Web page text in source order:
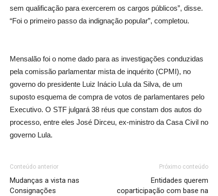
sem qualificação para exercerem os cargos públicos”, disse.
“Foi o primeiro passo da indignação popular”, completou.
Mensalão foi o nome dado para as investigações conduzidas
pela comissão parlamentar mista de inquérito (CPMI), no
governo do presidente Luiz Inácio Lula da Silva, de um
suposto esquema de compra de votos de parlamentares pelo
Executivo. O STF julgará 38 réus que constam dos autos do
processo, entre eles José Dirceu, ex-ministro da Casa Civil no
governo Lula.
Conteúdo anterior
Mudanças a vista nas
Consignações
Próximo conteúdo
Entidades querem
coparticipação com base na